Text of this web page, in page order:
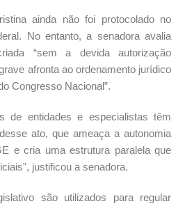
ainda não foi protocolado no
No entanto, a senadora avalia
“sem a devida autorização
afronta ao ordenamento jurídico
Congresso Nacional”.
de entidades e especialistas têm
ato, que ameaça a autonomia
e cria uma estrutura paralela que
justificou a senadora.
são utilizados para regular